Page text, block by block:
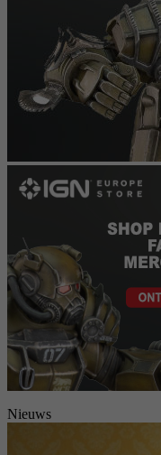
Nieuws